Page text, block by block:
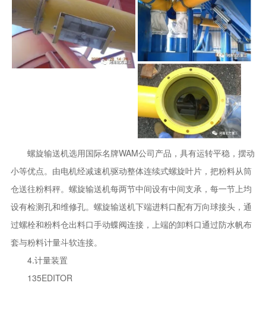
螺旋输送机选用国际名牌WAM公司产品，具有运转平稳，摆动
小等优点。由电机经减速机驱动整体连续式螺旋叶片，把粉料从筒
仓送往粉料秤。螺旋输送机每两节中间设有中间支承，每一节上均
设有检测孔和维修孔。螺旋输送机下端进料口配有万向球接头，通
过螺栓和粉料仓出料口手动蝶阀连接，上端的卸料口通过防水帆布
套与粉料计量斗软连接。
4.计量装置
135EDITOR